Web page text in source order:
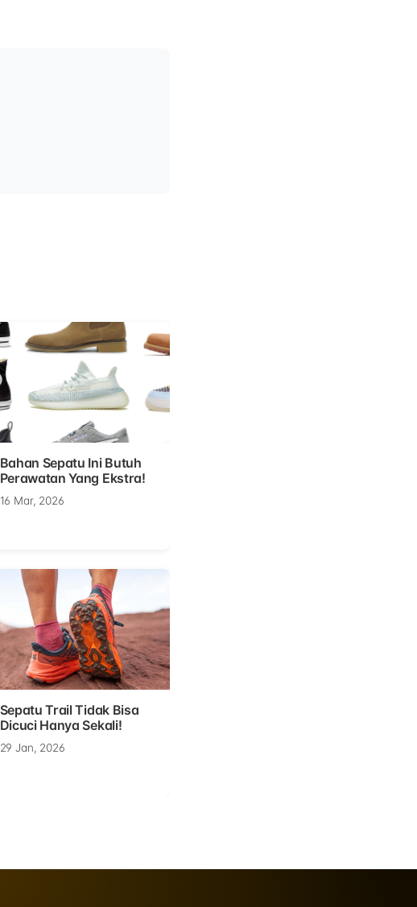
Bahan Sepatu Ini Butuh
Perawatan Yang Ekstra!
16 Mar, 2026
Sepatu Trail Tidak Bisa
Dicuci Hanya Sekali!
29 Jan, 2026